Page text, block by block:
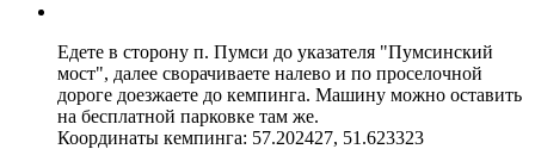
Едете в сторону п. Пумси до указателя "Пумсинский
мост", далее сворачиваете налево и по проселочной
дороге доезжаете до кемпинга. Машину можно оставить
на бесплатной парковке там же.
Координаты кемпинга: 57.202427, 51.623323